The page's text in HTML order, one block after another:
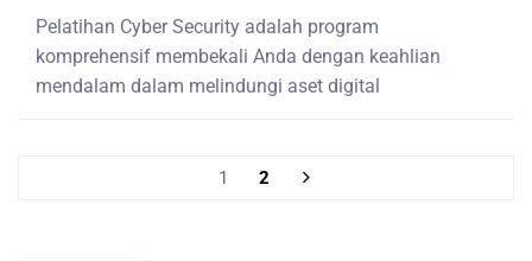
Pelatihan Cyber Security adalah program
komprehensif membekali Anda dengan keahlian
mendalam dalam melindungi aset digital
1 2